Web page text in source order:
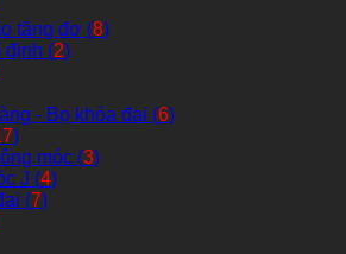
tăng đơ (8)
định (2)
- Bọ khóa đai (6)
)
móc (3)
J (4)
(7)